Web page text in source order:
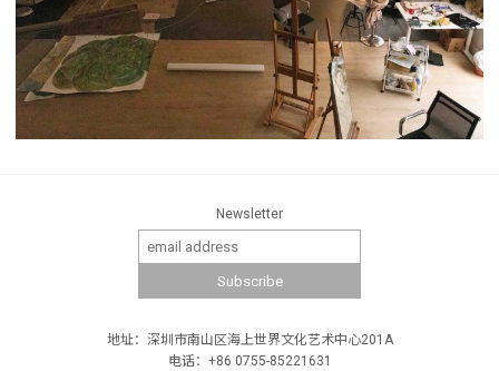
Newsletter
地址：深圳市南山区海上世界文化艺术中心201A
电话：+86 0755-85221631